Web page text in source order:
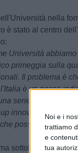
Noi e i
trattiamo
e
tua
nella
è stato al centro
:
Università
primeggia sulla
Il problema è
è un passo
serie di iniziative
innovative e
possono aiutare
sottolineato dal